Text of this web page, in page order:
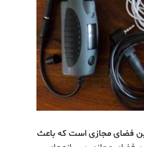
فضای مجازی است که باعث